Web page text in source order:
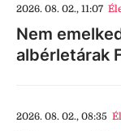
2026. 08. 02., 11:07
Nem
albérletárak
2026. 08. 02., 08:35